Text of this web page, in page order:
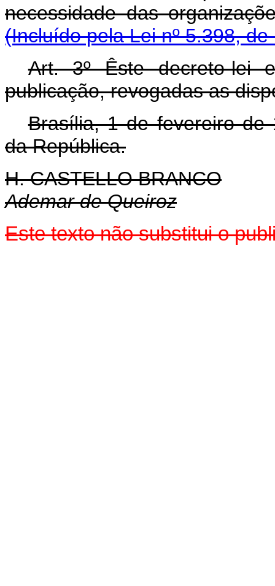
necessidade das
(Incluído pela Lei nº 5.398, de
Art. 3º Êste decreto-lei
publicação, revogadas as
Brasília, 1 de fevereiro de
da República.
H. CASTELLO BRANCO
Ademar de Queiroz
Este texto não substitui o